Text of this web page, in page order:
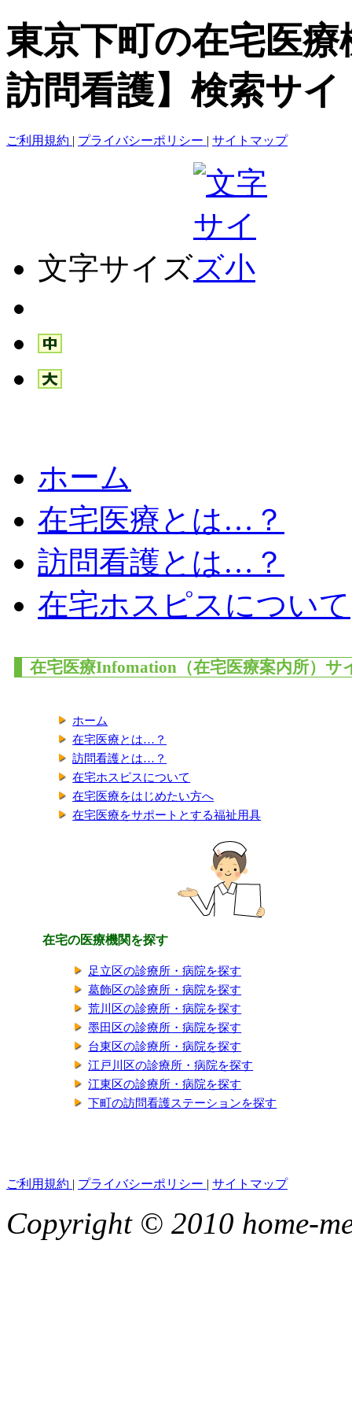
東京下町の在宅医
訪問看護】検索サイ
ご利用規約 | プライバシーポリシー | サイトマップ
文字サイズ
ホーム
在宅医療とは…？
訪問看護とは…？
在宅ホスピスについて
在宅医療Infomation（在宅医療案内所）サ
ホーム
在宅医療とは…？
訪問看護とは…？
在宅ホスピスについて
在宅医療をはじめたい方へ
在宅医療をサポートとする福祉用具
在宅の医療機関を探す
足立区の診療所・病院を探す
葛飾区の診療所・病院を探す
荒川区の診療所・病院を探す
墨田区の診療所・病院を探す
台東区の診療所・病院を探す
江戸川区の診療所・病院を探す
江東区の診療所・病院を探す
下町の訪問看護ステーションを探す
ご利用規約 | プライバシーポリシー | サイトマップ
Copyright © 2010 home-